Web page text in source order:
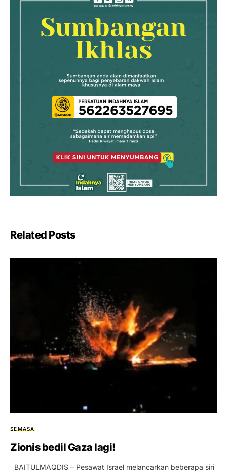
Related Posts
SEMASA
Zionis bedil Gaza lagi!
BAITULMAQDIS – Pesawat Israel melancarkan beberapa siri